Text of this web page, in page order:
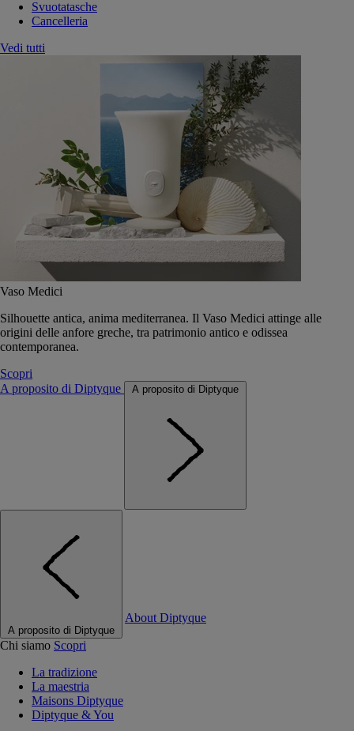
Svuotatasche
Cancelleria
Vedi tutti
Vaso Medici
Silhouette antica, anima mediterranea. Il Vaso Medici attinge alle
origini delle anfore greche, tra patrimonio antico e odissea
contemporanea.
Scopri
A proposito di Diptyque
A proposito di Diptyque
A proposito di Diptyque
About Diptyque
Chi siamo Scopri
La tradizione
La maestria
Maisons Diptyque
Diptyque & You